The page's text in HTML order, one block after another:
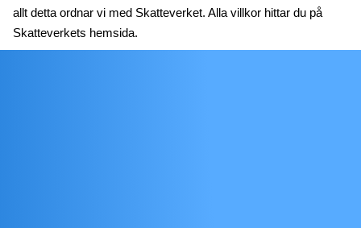
allt detta ordnar vi med Skatteverket. Alla villkor hittar du på
Skatteverkets hemsida.